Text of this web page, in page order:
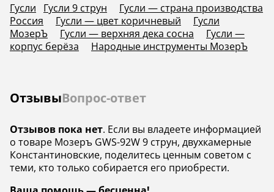
Гусли
Гусли 9 струн
Гусли — страна производства
Россия
Гусли — цвет коричневый
Гусли
МозерЪ
Гусли — верхняя дека сосна
Гусли —
корпус берёза
Народные инструменты МозерЪ
ОтзывыВопрос-ответ
Отзывов пока нет. Если вы владеете информацией
о товаре Мозеръ GWS-92W 9 струн, двухкамерные
Константиновские, поделитесь ценным советом с
теми, кто только собирается его приобрести.